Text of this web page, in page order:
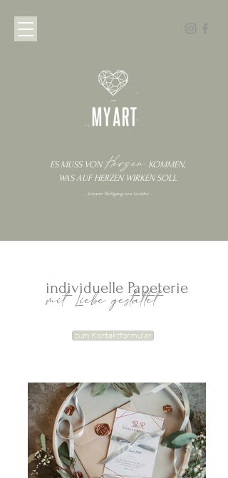
ES MUSS VON Herzen KOMMEN,
WAS AUF HERZEN WIRKENSOLL
- Johann Wolfgang von Goethe -
individuelle Papeterie
mit Liebe gestaltet
zum Kontaktformular